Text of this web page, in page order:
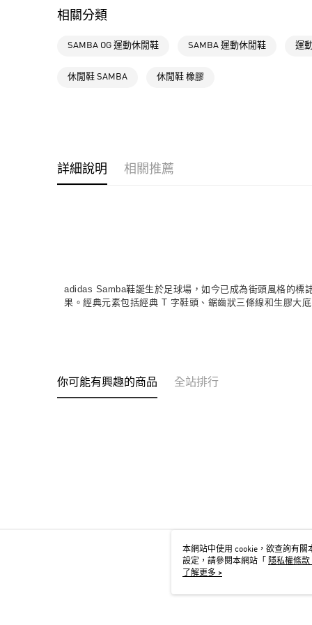
相關分類
SAMBA OG 運動休閒鞋 SAMBA 運動休閒鞋 運
休閒鞋 SAMBA 休閒鞋 橡膠
詳細說明 相關推薦
adidas Samba鞋誕生於足球場，如今已成為街頭風格的標
果。經典元素包括經典 T 字鞋頭、鋸齒狀三條線和生膠大
你可能有興趣的商品 全站排行
本網站中使用 cookie，欲查詢有關
設定，請參閱本網站「
隱私權條款
用 cookie。
了解更多 >